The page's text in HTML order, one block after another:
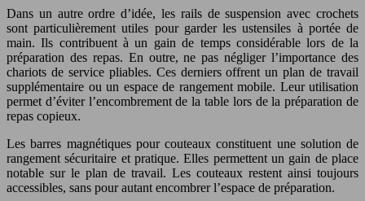
Dans un autre ordre d’idée, les rails de suspension avec crochets
sont particulièrement utiles pour garder les ustensiles à portée de
main. Ils contribuent à un gain de temps considérable lors de la
préparation des repas. En outre, ne pas négliger l’importance des
chariots de service pliables. Ces derniers offrent un plan de travail
supplémentaire ou un espace de rangement mobile. Leur utilisation
permet d’éviter l’encombrement de la table lors de la préparation de
repas copieux.
Les barres magnétiques pour couteaux constituent une solution de
rangement sécuritaire et pratique. Elles permettent un gain de place
notable sur le plan de travail. Les couteaux restent ainsi toujours
accessibles, sans pour autant encombrer l’espace de préparation.